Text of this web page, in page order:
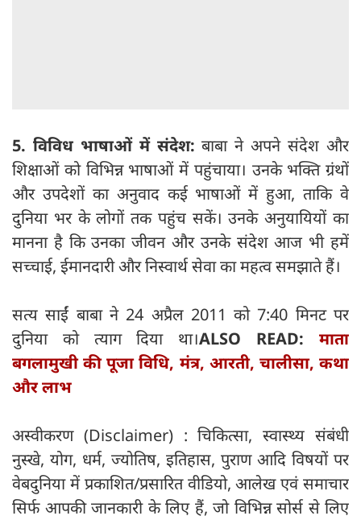
5. विविध भाषाओं में संदेश:बाबा ने अपने संदेश और
शिक्षाओं को विभिन्न भाषाओं में पहुंचाया। उनके भक्ति ग्रंथों
और उपदेशों का अनुवाद कई भाषाओं में हुआ, ताकि वे
दुनिया भर के लोगों तक पहुंच सकें। उनके अनुयायियों का
मानना है कि उनका जीवन और उनके संदेश आज भी हमें
सच्चाई, ईमानदारी और निस्वार्थ सेवा का महत्व समझाते हैं।
सत्य साईं बाबा ने 24 अप्रैल 2011 को 7:40 मिनट पर
दुनिया को त्‍याग दिया था।ALSO READ:माता
बगलामुखी की पूजा विधि, मं‍त्र, आरती, चालीसा, कथा
और लाभ
अस्वीकरण (Disclaimer) : चिकित्सा, स्वास्थ्य संबंधी
नुस्खे, योग, धर्म, ज्योतिष, इतिहास, पुराण आदि विषयों पर
वेबदुनिया में प्रकाशित/प्रसारित वीडियो, आलेख एवं समाचार
सिर्फ आपकी जानकारी के लिए हैं, जो विभिन्न सोर्स से लिए